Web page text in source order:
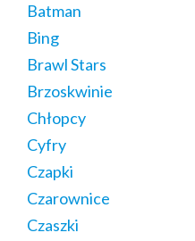
Batman
Bing
Brawl Stars
Brzoskwinie
Chłopcy
Cyfry
Czapki
Czarownice
Czaszki